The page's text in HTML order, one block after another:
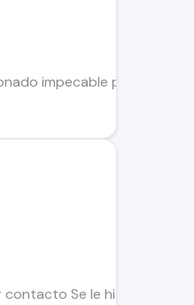
impecable precio
Se le hizo cambio